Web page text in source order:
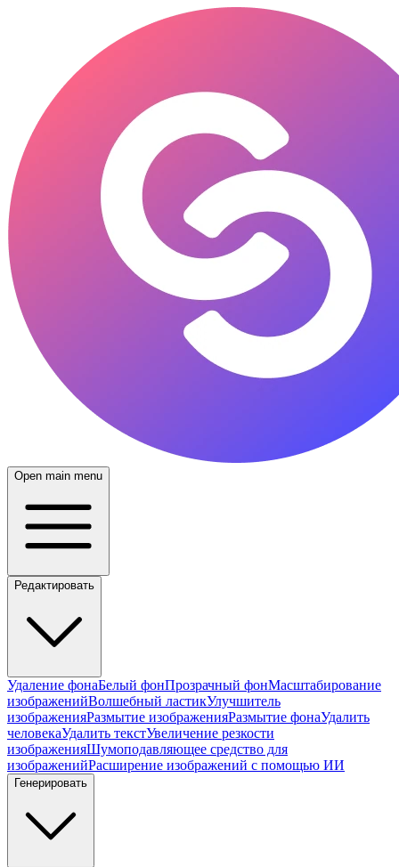
Open main menu
Редактировать
Удаление фонаБелый фонПрозрачный фонМасштабирование
изображенийВолшебный ластикУлучшитель
изображенияРазмытие изображенияРазмытие фонаУдалить
человекаУдалить текстУвеличение резкости
изображенияШумоподавляющее средство для
изображенийРасширение изображений с помощью ИИ
Генерировать